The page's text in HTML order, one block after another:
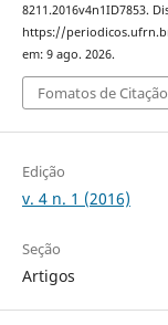
8211.2016v4n1ID7853.
https://
em: 9 ago. 2026.
Fomatos de Citação
Edição
v. 4 n. 1 (2016)
Seção
Artigos